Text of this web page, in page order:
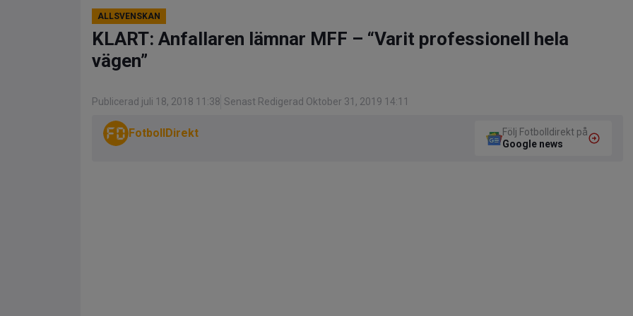
ALLSVENSKAN
KLART: Anfallaren lämnar MFF – “Varit professionell hela
vägen”
Publicerad juli 18, 2018 11:38 Senast Redigerad Oktober 31, 2019 14:11
FotbollDirekt
Följ Fotbolldirekt på
Google news